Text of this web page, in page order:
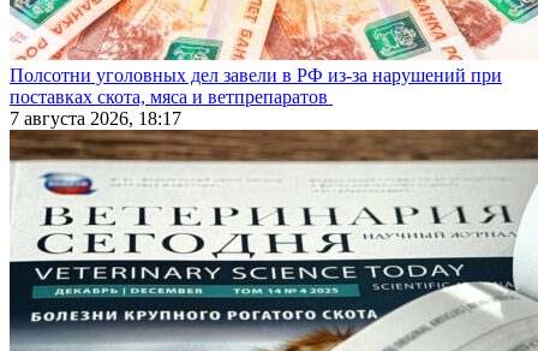
Полсотни уголовных дел завели в РФ из-за нарушений при
поставках скота, мяса и ветпрепаратов
7 августа 2026, 18:17